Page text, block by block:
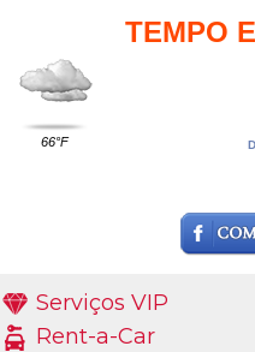
TEMPO
66°F
Serviços VIP
Rent-a-Car